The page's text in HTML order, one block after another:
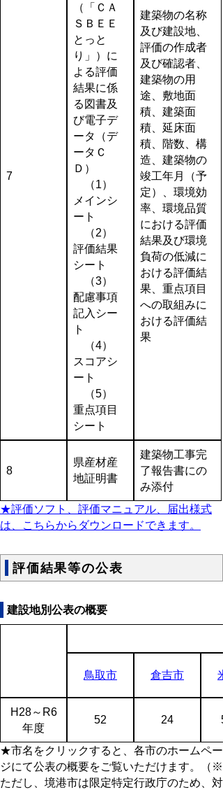
7
（「ＣＡ
ＳＢＥＥ
とっと
り」）に
よる評価
結果に係
る図書及
び電子デ
ータ（デ
ータＣ
Ｄ）
（1）
メインシ
ート
（2）
評価結果
シート
（3）
配慮事項
記入シー
ト
（4）
スコアシ
ート
（5）
重点項目
シート
建築物の名称
及び建設地、
評価の作成者
及び確認者、
建築物の用
途、敷地面
積、建築面
積、延床面
積、階数、構
造、建築物の
竣工年月（予
定）、環境効
率、環境品質
における評価
結果及び環境
負荷の低減に
おける評価結
果、重点項目
への取組みに
おける評価結
果
8
県産材産
地証明書
建築物工事完
了報告書にの
み添付
★評価ソフト、評価マニュアル、届出様式
は、こちらからダウンロードできます。
評価結果等の公表
建設地別公表の概要
鳥取市 倉吉市
H28～R6
年度
52 24
★市名をクリックすると、各市のホームペー
ジにて公表の概要をご覧いただけます。（※
ただし、境港市は限定特定行政庁のため、対